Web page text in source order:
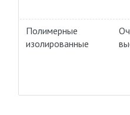
Полимерные
изолированные